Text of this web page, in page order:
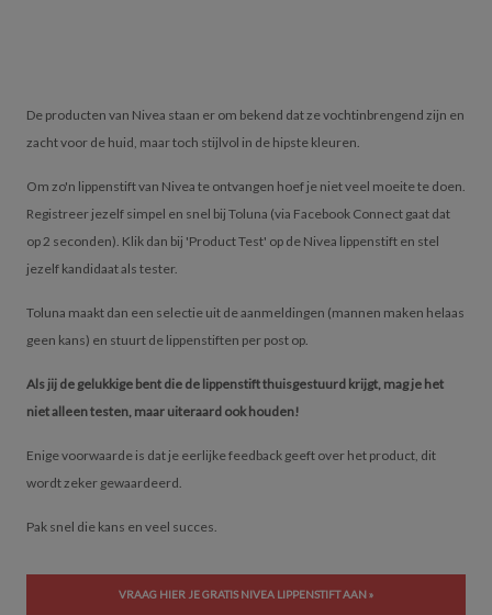
De producten van Nivea staan er om bekend dat ze vochtinbrengend zijn en
zacht voor de huid, maar toch stijlvol in de hipste kleuren.
Om zo'n lippenstift van Nivea te ontvangen hoef je niet veel moeite te doen.
Registreer jezelf simpel en snel bij Toluna (via Facebook Connect gaat dat
op 2 seconden). Klik dan bij 'Product Test' op de Nivea lippenstift en stel
jezelf kandidaat als tester.
Toluna maakt dan een selectie uit de aanmeldingen (mannen maken helaas
geen kans) en stuurt de lippenstiften per post op.
Als jij de gelukkige bent die de lippenstift thuisgestuurd krijgt, mag je het
niet alleen testen, maar uiteraard ook houden!
Enige voorwaarde is dat je eerlijke feedback geeft over het product, dit
wordt zeker gewaardeerd.
Pak snel die kans en veel succes.
VRAAG HIER JE GRATIS NIVEA LIPPENSTIFT AAN »